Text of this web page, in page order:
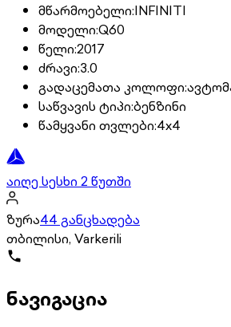
მწარმოებელი:INFINITI
მოდელი:Q60
წელი:2017
ძრავი:3.0
გადაცემათა კოლოფი:
საწვავის ტიპი:ბენზინი
წამყვანი თვლები:4x4
აიღე სესხი 2 წუთში
ზურა44 განცხადება
თბილისი, Varkerili
ნავიგაცია